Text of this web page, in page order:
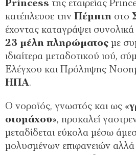
Princess της εταιρείας
κατέπλευσε την Πέμπτη στο
έχοντας καταγράψει συνολικά
23 μέλη πληρώματος με
ιδιαίτερα μεταδοτικού ιού,
Ελέγχου και Πρόληψης
ΗΠΑ.
Ο νοροϊός, γνωστός και ως «
στομάχου», προκαλεί
μεταδίδεται εύκολα μέσω
μολυσμένων επιφανειών